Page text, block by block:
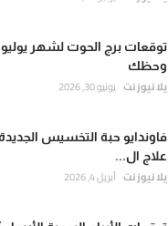
وحظك
يلا نيوز نت يونيو 30, 2026
فاوندايو حبة التخسيس
علاج ال...
يلا نيوز نت أبريل 4, 2026